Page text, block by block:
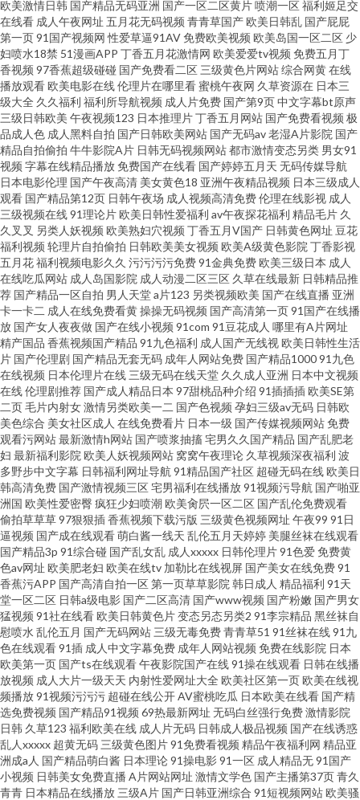
日韩小电影院1区 91观看在线网站 97操逼 91做爱视频 av理论片在线 91日韩
国产影院 69人人 69福利社在线 午夜影院6018 日韩综合色网 日本的A网站 午
夜激情按摩 亚洲东方AV 亚洲无码五区 无码影城 日韩无码观 人妻骚午夜 蜜桃
福利视频 九一免费观看 另类情趣网 欧美性交网站 日韩无码福利导航 午夜三
级大片 日韩无码磁力 深夜天堂导航 欧洲色爱 欧日资源 老司机综合色 精品91
蘑菇 国产精品白 东方av网 国产网站在线 久草国产精品 成人AV大香蕉 伊人精
品视频 午夜av电影院 天美mv天美 日韩综合网 日本高请黄色 欧美做爱导航
欧美激情日韩 国产精品无码亚洲 国产一区二区黄片喷潮一区福利姬足交
在线看 成人午夜网址 五月花无码视频 青青草国产欧美日韩乱 国产屁屁
第一页91国产视频网 性爱草逼91AV免费欧美视频 欧美岛国一区二区 少
妇喷水18禁 51漫画APP 丁香五月花激情网 欧美爱爱tv视频 免费五月丁
香视频 97香蕉超级碰碰 国产免费看二区 三级黄色片网站综合网黄在线
播放观看欧美电影在线伦理片在哪里看蜜桃午夜网 久草资源在 日本三
级大全 久久福利 福利所导航视频 成人片免费 国产第9页中文字幕bt原声
三级日韩欧美 午夜视频123 日本推理片丁香五月网站 国产免费看视频 极
品成人色 成人黑料自拍 国产日韩欧美网站 国产无码av老湿A片影院 国产
精品自拍偷拍 牛牛影院A片 日韩无码视频网站都市激情变态另类 男女91
视频 字幕在线精品播放免费国产在线看 国产婷婷五月天 无码传媒导航
日本电影伦理 国产午夜高清 美女黄色18 亚洲午夜精品视频 日本三级成人
观看 国产精品第12页 日韩午夜场 成人视频高清免费伦理在线影视 成人
三级视频在线91理论片欧美日韩性爱福利 av午夜探花福利 精品毛片 久
久叉叉 另类人妖视频 欧美熟妇穴视频 丁香五月V国产 日韩黄色网址 豆花
福利视频 轮理片自拍偷拍 日韩欧美美女视频 欧美A级黄色影院 丁香影视
五月花福利视频电影久久 污污污污免费91金典免费欧美三级日本 成人
在线吃瓜网站 成人岛国影院 成人动漫二区三区 久草在线最新 日韩精品推
荐 国产精品一区自拍 男人天堂a片123 另类视频欧美 国产在线直播 亚洲
卡一卡二 成人在线免费看黄操操无码视频 国产高清第一页91国产在线播
放 国产女人夜夜做 国产在线小视频 91com 91豆花成人 哪里有A片网址
精产国品 香蕉视频国产精品 91九色福利 成人国产无线视欧美日韩性生活
片 国产伦理剧 国产精品无套无码 成年人网站免费 国产精品100091九色
在线视频 日本伦理片在线 三级无码在线天堂 久久成人亚洲 日本中文视频
在线伦理剧推荐 国产成人精品日本 97甜桃品种介绍 91插插插欧美SE第
二页毛片内射女激情另类欧美一二 国产色视频 孕妇三级av无码 日韩欧
美色综合 美女社区成人 在线免费看片 日本一级 国产传媒视频网站免费
观看污网站最新激情h网站 国产喷浆抽搐宅男久久国产精品 国产乱肥老
妇 最新福利影院 欧美人妖视频网站 窝窝午夜理论 久草视频深夜福利 波
多野步中文字幕 日韩福利网址导航 91精品国产社区 超碰无码在线欧美日
韩高清免费 国产激情视频三区宅男福利在线播放91视频污导航 国产啪亚
洲国 欧美性爱密臀疯狂少妇喷潮欧美肏屄一区二区 国产乱伦免费观看
偷拍草草草97狠狠插香蕉视频下载污版 三级黄色视频网址 午夜99 91日
逼视频 国产成在线观看萌白酱一线天 乱伦五月天婷婷 美腿丝袜在线观看
国产精品3p 91综合碰 国产乱女乱 成人xxxxx 日韩伦理片91色爱免费黄
色av网址 欧美肥老妇 欧美在线tv 加勒比在线视屏 国产美女在线免费91
香蕉污APP 国产高清自拍一区第一页草草影院 韩日成人 精品福利 91天
堂一区二区 日韩a级电影 国产二区高清 国产www视频 国产粉嫩 国产男女
猛视频 91社在线看欧美日韩黄色片变态另态另类2 91李宗精品 黑丝袜自
慰喷水 乱伦五月 国产无码网站 三级无毒免费青青草51 91丝袜在线91九
色在线观看91插 成人中文字幕免费 成年人网站视频 免费在线影院 日本
欧美第一页 国产ts在线观看午夜影院国产在线91操在线观看 日韩在线播
放视频 成人大片一级天天 内射性爱网址大全 欧美社区第一页欧美在线视
频播放91视频污污污 超碰在线公开AV蜜桃吃瓜 日本欧美在线看 国产精
选免费视频 国产精品91视频 69热最新网址 无码白丝强行免费激情影院
日韩 久草123 福利欧美在线 成人片无码 日韩成人极品视频 国产在线诱惑
乱人xxxxx 超黄无码 三级黄色图片91免费看视频 精品午夜福利网 精品亚
洲成a人 国产精品萌白酱 日本理论91操电影91一区 成人精品无91国产
小视频 日韩美女免费直播 A片网站网址 激情文学色 国产主播第37页青久
青青 日本精品在线播放 三级A片 国产日韩亚洲综合 91短视频网站欧美骚